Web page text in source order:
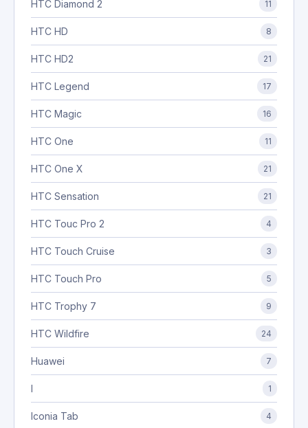
HTC Diamond 2 11
HTC HD 8
HTC HD2 21
HTC Legend 17
HTC Magic 16
HTC One 11
HTC One X 21
HTC Sensation 21
HTC Touc Pro 2 4
HTC Touch Cruise 3
HTC Touch Pro 5
HTC Trophy 7 9
HTC Wildfire 24
Huawei 7
I 1
Iconia Tab 4